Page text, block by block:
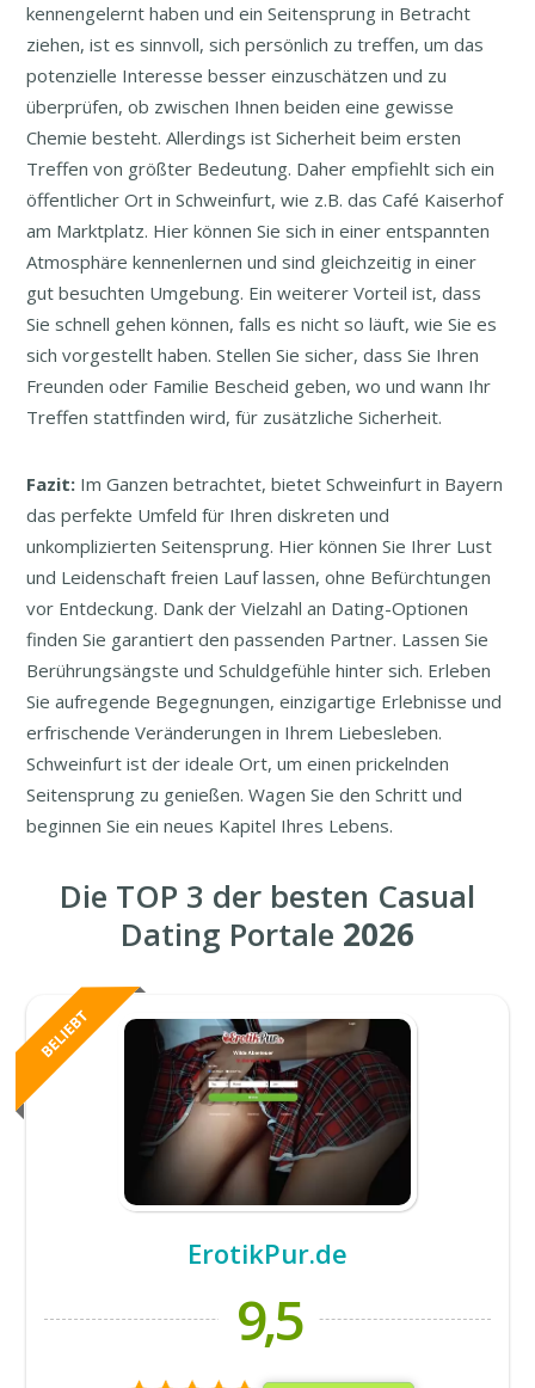
kennengelernt haben und ein Seitensprung in Betracht
ziehen, ist es sinnvoll, sich persönlich zu treffen, um das
potenzielle Interesse besser einzuschätzen und zu
überprüfen, ob zwischen Ihnen beiden eine gewisse
Chemie besteht. Allerdings ist Sicherheit beim ersten
Treffen von größter Bedeutung. Daher empfiehlt sich ein
öffentlicher Ort in Schweinfurt, wie z.B. das Café Kaiserhof
am Marktplatz. Hier können Sie sich in einer entspannten
Atmosphäre kennenlernen und sind gleichzeitig in einer
gut besuchten Umgebung. Ein weiterer Vorteil ist, dass
Sie schnell gehen können, falls es nicht so läuft, wie Sie es
sich vorgestellt haben. Stellen Sie sicher, dass Sie Ihren
Freunden oder Familie Bescheid geben, wo und wann Ihr
Treffen stattfinden wird, für zusätzliche Sicherheit.
Fazit: Im Ganzen betrachtet, bietet Schweinfurt in Bayern
das perfekte Umfeld für Ihren diskreten und
unkomplizierten Seitensprung. Hier können Sie Ihrer Lust
und Leidenschaft freien Lauf lassen, ohne Befürchtungen
vor Entdeckung. Dank der Vielzahl an Dating-Optionen
finden Sie garantiert den passenden Partner. Lassen Sie
Berührungsängste und Schuldgefühle hinter sich. Erleben
Sie aufregende Begegnungen, einzigartige Erlebnisse und
erfrischende Veränderungen in Ihrem Liebesleben.
Schweinfurt ist der ideale Ort, um einen prickelnden
Seitensprung zu genießen. Wagen Sie den Schritt und
beginnen Sie ein neues Kapitel Ihres Lebens.
Die TOP 3 der besten Casual
Dating Portale 2026
ErotikPur.de
9,5